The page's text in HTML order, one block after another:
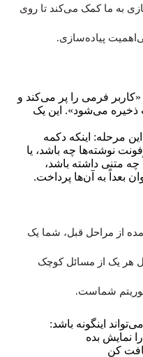
به ما کمک می‌کند تا روی
پیاده‌سازی.
فرمی را پر می‌کند و
ذخیره می‌شود». این یک
مرحله: اینکه دکمه
نوشته‌ها چه باشد، یا
چه متنی داشته باشد،
بعداً به آن‌ها پرداخت.
از مراحل قبل، شما یک
هر یک از مسائل کوچک
شماست.
اینگونه باشد:
نمایش بده
کن